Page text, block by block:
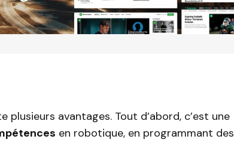
avantages. Tout d’abord, c’est une
en robotique, en programmant des